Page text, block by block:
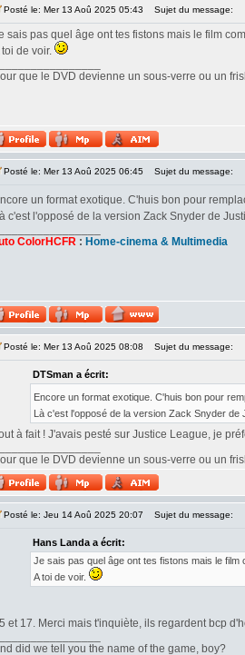
Posté le: Mer 13 Aoû 2025 05:43 Sujet du message:
sais pas quel âge ont tes fistons mais le film
toi de voir.
que le DVD devienne un sous-verre ou un
Posté le: Mer 13 Aoû 2025 06:45 Sujet du message:
un format exotique. C'huis bon pour
c'est l'opposé de la version Zack Snyder de
ColorHCFR : Home-cinema & Multimedia
Posté le: Mer 13 Aoû 2025 08:08 Sujet du message:
DTSman a écrit:
Encore un format exotique. C'huis bon pour
Là c'est l'opposé de la version Zack Snyder de
à fait ! J'avais pesté sur Justice League, je
que le DVD devienne un sous-verre ou un
Posté le: Jeu 14 Aoû 2025 20:07 Sujet du message:
Hans Landa a écrit:
Je sais pas quel âge ont tes fistons mais le
A toi de voir.
et 17. Merci mais t'inquiète, ils regardent bcp
did we tell you the name of the game, boy?